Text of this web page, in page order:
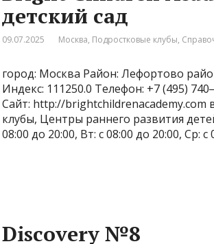
детский сад
09.07.2025 Москва, Подростковые клубы,
город: Москва Район: Лефортово
Индекс: 111250.0 Телефон: +7 (495)
Сайт: http://brightchildrenacademy.com
клубы, Центры раннего развития
08:00 до 20:00, Вт: с 08:00 до 20:00, Ср:
Discovery №8